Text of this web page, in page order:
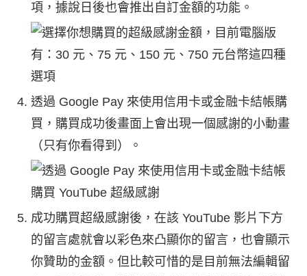
項，據說日後也會推出自訂金額的功能。
透過 Google Pay 來使用信用卡或金融卡結帳購
買，購買成功後畫面上會出現一個感謝的小動畫
（只有你看得到）。
成功購買超級感謝後，在該 YouTube 影片下方
的留言處就會以彩色來凸顯你的留言，也會顯示
你贊助的金額。但比較可惜的是目前無法編輯留